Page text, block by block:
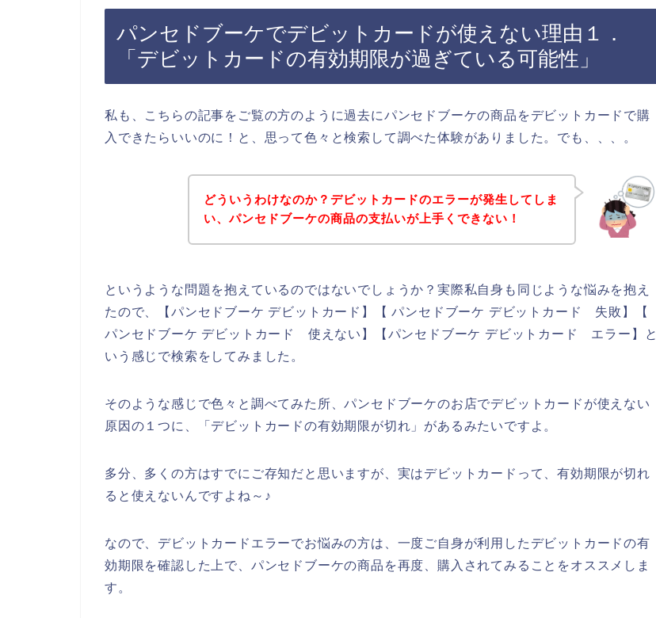
パンセドブーケでデビットカードが使えない理由１．
「デビットカードの有効期限が過ぎている可能性」
私も、こちらの記事をご覧の方のように過去にパンセドブーケの商品をデビットカードで購
入できたらいいのに！と、思って色々と検索して調べた体験がありました。でも、、、。
どういうわけなのか？デビットカードのエラーが発生してしま
い、パンセドブーケの商品の支払いが上手くできない！
というような問題を抱えているのではないでしょうか？実際私自身も同じような悩みを抱え
たので、【パンセドブーケ デビットカード】【 パンセドブーケ デビットカード 失敗】【
パンセドブーケ デビットカード 使えない】【パンセドブーケ デビットカード エラー】と
いう感じで検索をしてみました。
そのような感じで色々と調べてみた所、パンセドブーケのお店でデビットカードが使えない
原因の１つに、「デビットカードの有効期限が切れ」があるみたいですよ。
多分、多くの方はすでにご存知だと思いますが、実はデビットカードって、有効期限が切れ
ると使えないんですよね～♪
なので、デビットカードエラーでお悩みの方は、一度ご自身が利用したデビットカードの有
効期限を確認した上で、パンセドブーケの商品を再度、購入されてみることをオススメしま
す。